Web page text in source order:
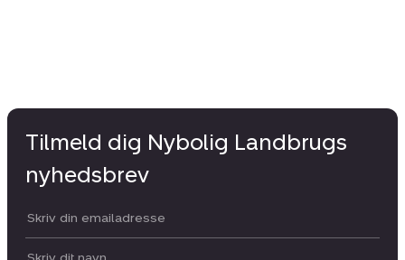
Tilmeld dig Nybolig Landbrugs
nyhedsbrev
Din email: